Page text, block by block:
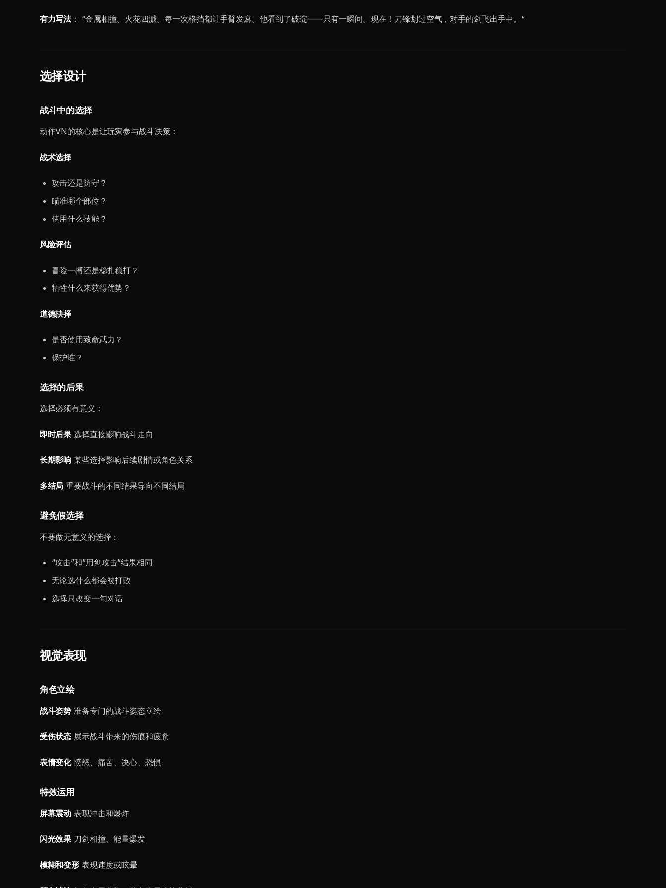
有力写法： “金属相撞。火花四溅。每一次格挡都让手臂发麻。他看到了破绽——只有一瞬间。现在！刀锋划过空气，对手的剑飞出手中。“
选择设计
战斗中的选择
动作VN的核心是让玩家参与战斗决策：
战术选择
攻击还是防守？
瞄准哪个部位？
使用什么技能？
风险评估
冒险一搏还是稳扎稳打？
牺牲什么来获得优势？
道德抉择
是否使用致命武力？
保护谁？
选择的后果
选择必须有意义：
即时后果 选择直接影响战斗走向
长期影响 某些选择影响后续剧情或角色关系
多结局 重要战斗的不同结果导向不同结局
避免假选择
不要做无意义的选择：
“攻击”和”用剑攻击”结果相同
无论选什么都会被打败
选择只改变一句对话
视觉表现
角色立绘
战斗姿势 准备专门的战斗姿态立绘
受伤状态 展示战斗带来的伤痕和疲惫
表情变化愤怒、痛苦、决心、恐惧
特效运用
屏幕震动 表现冲击和爆炸
闪光效果 刀剑相撞、能量爆发
模糊和变形 表现速度或眩晕